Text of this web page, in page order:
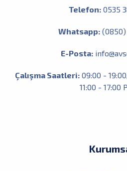
Telefon: 0535
Whatsapp:(0850)
E-Posta:
Çalışma Saatleri: 09:00 -
11:00 - 17:00